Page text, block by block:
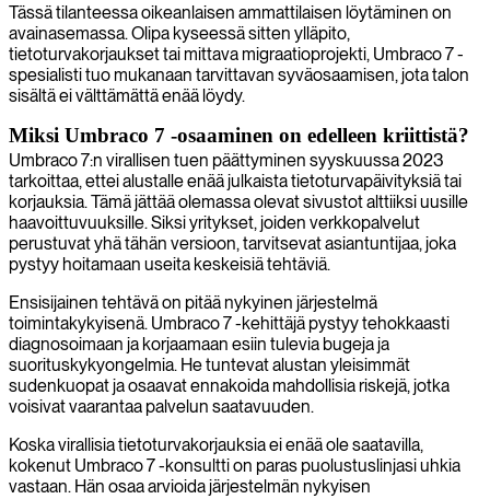
Tässä tilanteessa oikeanlaisen ammattilaisen löytäminen on
avainasemassa. Olipa kyseessä sitten ylläpito,
tietoturvakorjaukset tai mittava migraatioprojekti, Umbraco 7 -
spesialisti tuo mukanaan tarvittavan syväosaamisen, jota talon
sisältä ei välttämättä enää löydy.
Miksi Umbraco 7 -osaaminen on edelleen kriittistä?
Umbraco 7:n virallisen tuen päättyminen syyskuussa 2023
tarkoittaa, ettei alustalle enää julkaista tietoturvapäivityksiä tai
korjauksia. Tämä jättää olemassa olevat sivustot alttiiksi uusille
haavoittuvuuksille. Siksi yritykset, joiden verkkopalvelut
perustuvat yhä tähän versioon, tarvitsevat asiantuntijaa, joka
pystyy hoitamaan useita keskeisiä tehtäviä.
Ensisijainen tehtävä on pitää nykyinen järjestelmä
toimintakykyisenä. Umbraco 7 -kehittäjä pystyy tehokkaasti
diagnosoimaan ja korjaamaan esiin tulevia bugeja ja
suorituskykyongelmia. He tuntevat alustan yleisimmät
sudenkuopat ja osaavat ennakoida mahdollisia riskejä, jotka
voisivat vaarantaa palvelun saatavuuden.
Koska virallisia tietoturvakorjauksia ei enää ole saatavilla,
kokenut Umbraco 7 -konsultti on paras puolustuslinjasi uhkia
vastaan. Hän osaa arvioida järjestelmän nykyisen